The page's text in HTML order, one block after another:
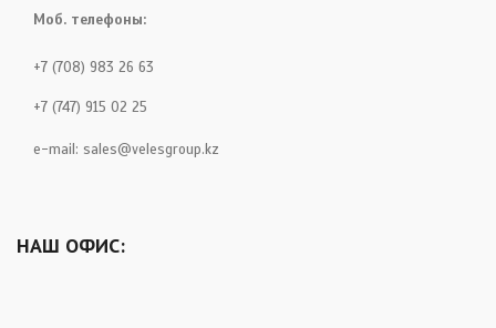
Моб. телефоны:
+7 (708) 983 26 63
+7 (747) 915 02 25
e-mail: sales@velesgroup.kz
НАШ ОФИС: